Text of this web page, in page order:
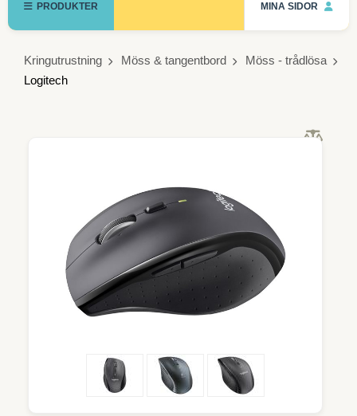
PRODUKTER MINA SIDOR
Kringutrustning Möss & tangentbord
Möss - trådlösa
Logitech